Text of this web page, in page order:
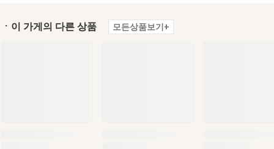
ㆍ이 가게의 다른 상품 모든상품보기+